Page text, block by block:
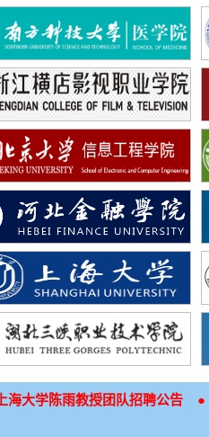
上海大学陈雨教授团队招聘公告●